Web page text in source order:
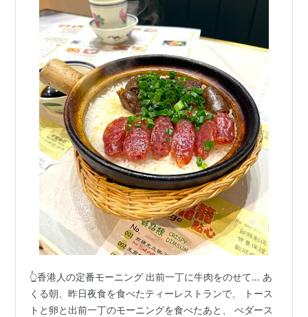
👆香港人の定番モーニング 出前一丁に牛肉をのせて… あ
くる朝、昨日夜食を食べたティーレストランで、 トース
トと卵と出前一丁のモーニングを食べたあと、 ぺダース